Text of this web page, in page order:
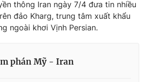
thông Iran ngày 7/4 đưa tin nhiều
đảo Kharg, trung tâm xuất khẩu
ngoài khơi Vịnh Persian.
phán Mỹ - Iran